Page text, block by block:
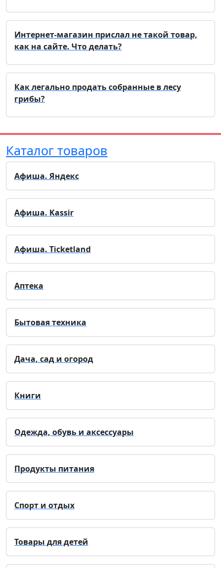
Интернет-магазин прислал не такой товар,
как на сайте. Что делать?
Как легально продать собранные в лесу
грибы?
Каталог товаров
Афиша. Яндекс
Афиша. Kassir
Афиша. Ticketland
Аптека
Бытовая техника
Дача, сад и огород
Книги
Одежда, обувь и аксессуары
Продукты питания
Спорт и отдых
Товары для детей